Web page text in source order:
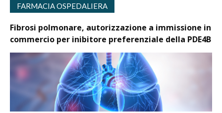
FARMACIA OSPEDALIERA
Fibrosi polmonare, autorizzazione a immissione in
commercio per inibitore preferenziale della PDE4B